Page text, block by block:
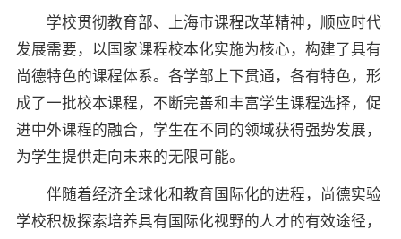
学校贯彻教育部、上海市课程改革精神，顺应时代
发展需要，以国家课程校本化实施为核心，构建了具有
尚德特色的课程体系。各学部上下贯通，各有特色，形
成了一批校本课程，不断完善和丰富学生课程选择，促
进中外课程的融合，学生在不同的领域获得强势发展，
为学生提供走向未来的无限可能。
伴随着经济全球化和教育国际化的进程，尚德实验
学校积极探索培养具有国际化视野的人才的有效途径，